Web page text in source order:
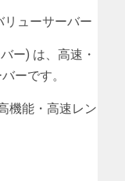
リューサーバー
ー) は、高速・
ーです。
機能・高速レン